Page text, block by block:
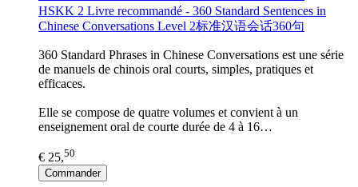
HSKK 2 Livre recommandé - 360 Standard Sentences in
Chinese Conversations Level 2标准汉语会话360句
360 Standard Phrases in Chinese Conversations est une série
de manuels de chinois oral courts, simples, pratiques et
efficaces.
Elle se compose de quatre volumes et convient à un
enseignement oral de courte durée de 4 à 16…
€ 25,50
Commander